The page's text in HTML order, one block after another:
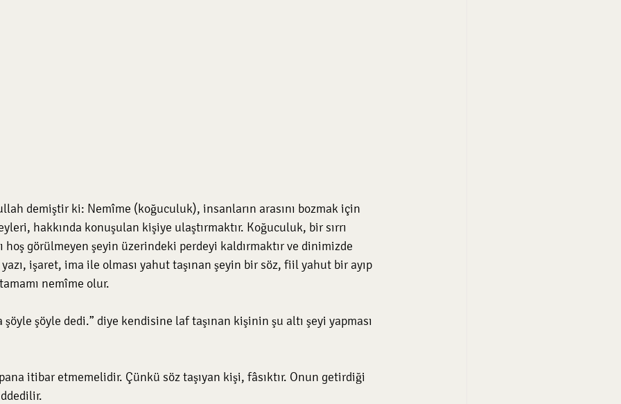
demiştir ki: Nemîme (koğuculuk), insanların arasını bozmak için
hakkında konuşulan kişiye ulaştırmaktır. Koğuculuk, bir sırrı
hoş görülmeyen şeyin üzerindeki perdeyi kaldırmaktır ve dinimizde
işaret, ima ile olması yahut taşınan şeyin bir söz, fiil yahut bir ayıp
nemîme olur.
şöyle dedi.” diye kendisine laf taşınan kişinin şu altı şeyi yapması